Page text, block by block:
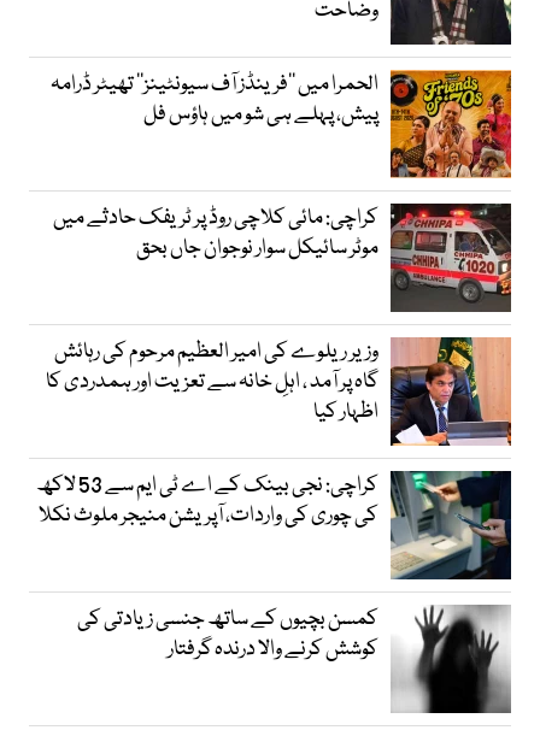
وضاحت
الحمرا میں ’’فرینڈز آف سیونٹینز‘‘ تھیٹر ڈرامہ
پیش، پہلے ہی شو میں ہاؤس فل
کراچی: مائی کلاچی روڈ پر ٹریفک حادثے میں
موٹر سائیکل سوار نوجوان جاں بحق
وزیر ریلوے کی امیر العظیم مرحوم کی رہائش
گاہ پر آمد ، اہلِ خانہ سے تعزیت اور ہمدردی کا
اظہار کیا
کراچی: نجی بینک کے اے ٹی ایم سے 53 لاکھ
کی چوری کی واردات، آپریشن منیجر ملوث نکلا
کمسن بچیوں کے ساتھ جنسی زیادتی کی
کوشش کرنے والا درندہ گرفتار